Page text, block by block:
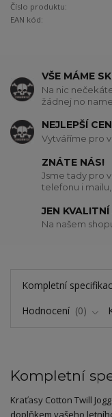
Číslo produktu:
EAN kód:
VŠE MÁME
Na nic
žádnej no
NEJLEPŠÍ
Vytváříme pro
ZNÁTE NÁS!
Jsme tady pro
telefonu i
JEN
Na našem
Kompletní
Hodnocení
0
Kompletní
Kraťasy Cotton Twill
doplňkem vašeho